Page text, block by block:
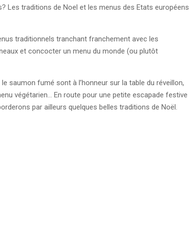
Les traditions de Noel et les menus des Etats européens
traditionnels tranchant franchement avec les
et concocter un menu du monde (ou plutôt
saumon fumé sont à l’honneur sur la table du réveillon,
végétarien… En route pour une petite escapade festive
par ailleurs quelques belles traditions de Noël.